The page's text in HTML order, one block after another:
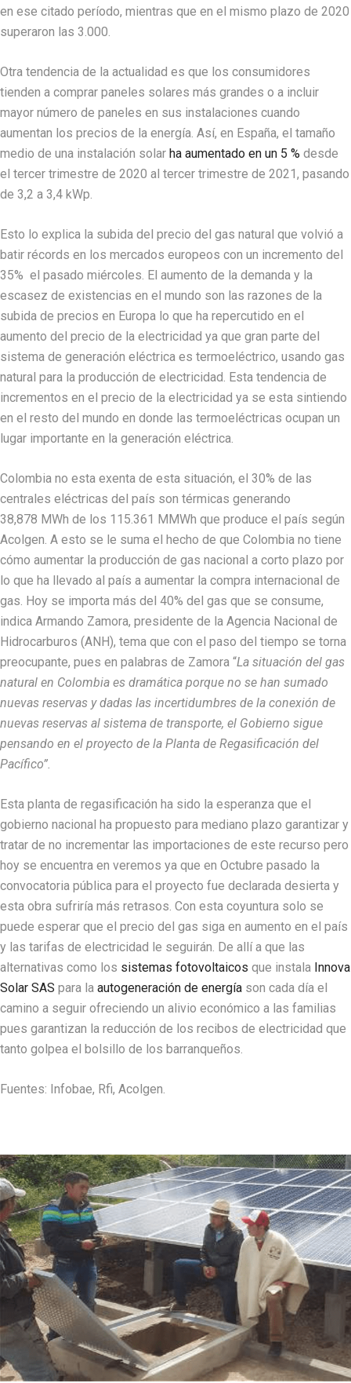
en ese citado período, mientras que en el mismo plazo de 2020
superaron las 3.000.
Otra tendencia de la actualidad es que los consumidores
tienden a comprar paneles solares más grandes o a incluir
mayor número de paneles en sus instalaciones cuando
aumentan los precios de la energía. Así, en España, el tamaño
medio de una instalación solar ha aumentado en un 5 % desde
el tercer trimestre de 2020 al tercer trimestre de 2021, pasando
de 3,2 a 3,4 kWp.
Esto lo explica la subida del precio del gas natural que volvió a
batir récords en los mercados europeos con un incremento del
35% el pasado miércoles. El aumento de la demanda y la
escasez de existencias en el mundo son las razones de la
subida de precios en Europa lo que ha repercutido en el
aumento del precio de la electricidad ya que gran parte del
sistema de generación eléctrica es termoeléctrico, usando gas
natural para la producción de electricidad. Esta tendencia de
incrementos en el precio de la electricidad ya se esta sintiendo
en el resto del mundo en donde las termoeléctricas ocupan un
lugar importante en la generación eléctrica.
Colombia no esta exenta de esta situación, el 30% de las
centrales eléctricas del país son térmicas generando
38,878 MWh de los 115.361 MMWh que produce el país según
Acolgen. A esto se le suma el hecho de que Colombia no tiene
cómo aumentar la producción de gas nacional a corto plazo por
lo que ha llevado al país a aumentar la compra internacional de
gas. Hoy se importa más del 40% del gas que se consume,
indica Armando Zamora, presidente de la Agencia Nacional de
Hidrocarburos (ANH), tema que con el paso del tiempo se torna
preocupante, pues en palabras de Zamora “La situación del gas
natural en Colombia es dramática porque no se han sumado
nuevas reservas y dadas las incertidumbres de la conexión de
nuevas reservas al sistema de transporte, el Gobierno sigue
pensando en el proyecto de la Planta de Regasificación del
Pacífico”.
Esta planta de regasificación ha sido la esperanza que el
gobierno nacional ha propuesto para mediano plazo garantizar y
tratar de no incrementar las importaciones de este recurso pero
hoy se encuentra en veremos ya que en Octubre pasado la
convocatoria pública para el proyecto fue declarada desierta y
esta obra sufriría más retrasos. Con esta coyuntura solo se
puede esperar que el precio del gas siga en aumento en el país
y las tarifas de electricidad le seguirán. De allí a que las
alternativas como los sistemas fotovoltaicos que instala Innova
Solar SAS para la autogeneración de energía son cada día el
camino a seguir ofreciendo un alivio económico a las familias
pues garantizan la reducción de los recibos de electricidad que
tanto golpea el bolsillo de los barranqueños.
Fuentes: Infobae, Rfi, Acolgen.